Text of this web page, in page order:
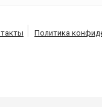
Политика